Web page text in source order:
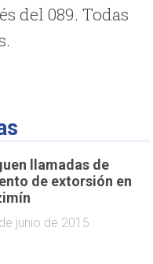
del 089. Todas
llamadas de
de extorsión en
junio de 2015